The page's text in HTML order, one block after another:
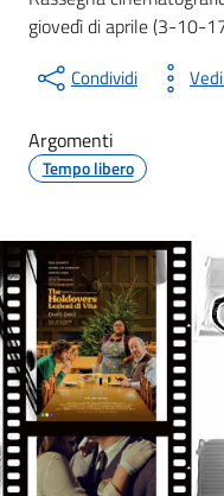
giovedì di aprile (3-10-
Condividi
Argomenti
Tempo libero